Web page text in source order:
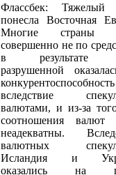
Флассбек: Тяжелый
понесла Восточная
Многие страны
совершенно не по
в результате
разрушенной
вследствие
валютами, и из-за
соотношения валют
неадекватны.
валютных
Исландия и
оказались на